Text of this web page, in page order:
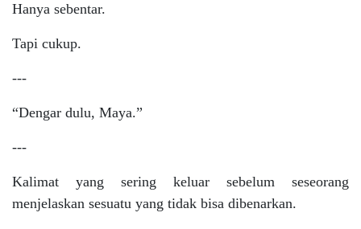
Hanya sebentar.
Tapi cukup.
---
“Dengar dulu, Maya.”
---
Kalimat yang sering keluar sebelum seseorang
menjelaskan sesuatu yang tidak bisa dibenarkan.